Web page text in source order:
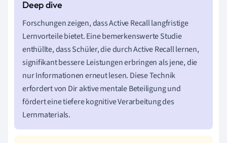
Forschungen zeigen, dass Active Recall langfristige
Lernvorteile bietet. Eine bemerkenswerte Studie
enthüllte, dass Schüler, die durch Active Recall lernen,
signifikant bessere Leistungen erbringen als jene, die
nur Informationen erneut lesen. Diese Technik
erfordert von Dir aktive mentale Beteiligung und
fördert eine tiefere kognitive Verarbeitung des
Lernmaterials.